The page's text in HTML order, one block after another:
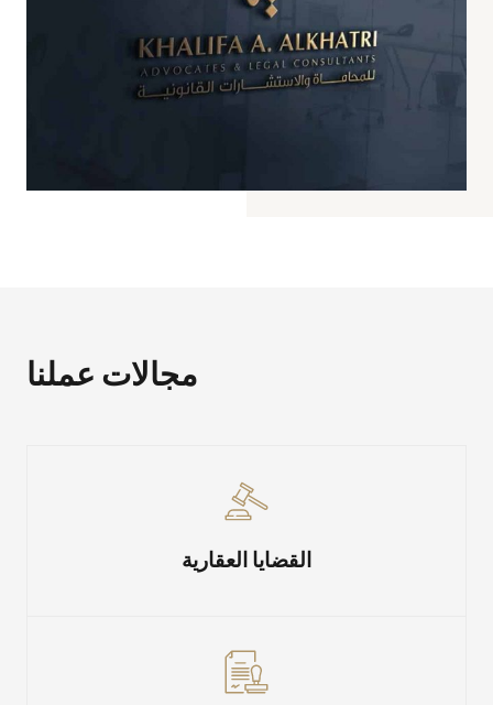
مجالات عملنا
القضايا العقارية